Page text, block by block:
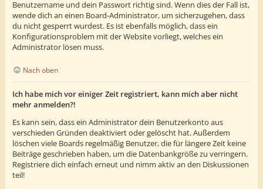
Benutzername und dein Passwort richtig sind. Wenn dies der Fall ist,
wende dich an einen Board-Administrator, um sicherzugehen, dass
du nicht gesperrt wurdest. Es ist ebenfalls möglich, dass ein
Konfigurationsproblem mit der Website vorliegt, welches ein
Administrator lösen muss.
Nach oben
Ich habe mich vor einiger Zeit registriert, kann mich aber nicht
mehr anmelden?!
Es kann sein, dass ein Administrator dein Benutzerkonto aus
verschieden Gründen deaktiviert oder gelöscht hat. Außerdem
löschen viele Boards regelmäßig Benutzer, die für längere Zeit keine
Beiträge geschrieben haben, um die Datenbankgröße zu verringern.
Registriere dich einfach erneut und nimm aktiv an den Diskussionen
teil!